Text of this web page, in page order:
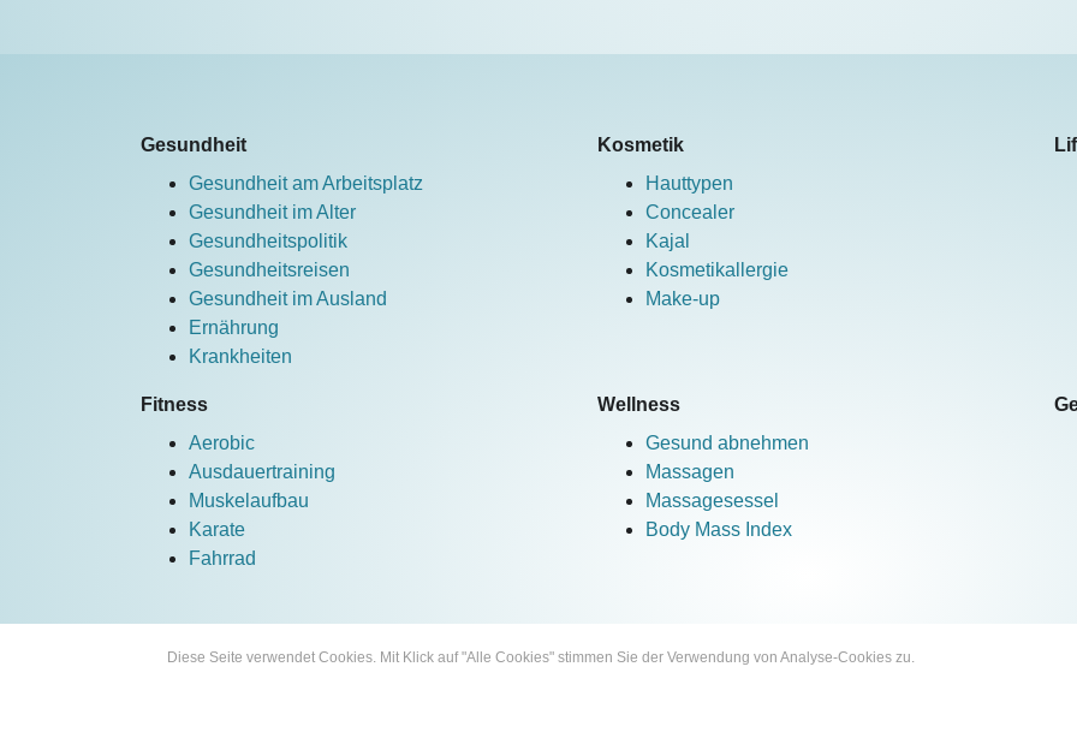
Diese Seite verwendet Cookies. Mit Klick auf "Alle Cookies" stimmen Sie der Verwendung von Analyse-Cookies zu.
Gesundheit
Gesundheit am Arbeitsplatz
Gesundheit im Alter
Gesundheitspolitik
Gesundheitsreisen
Gesundheit im Ausland
Ernährung
Krankheiten
Kosmetik
Hauttypen
Concealer
Kajal
Kosmetikallergie
Make-up
Fitness
Aerobic
Ausdauertraining
Muskelaufbau
Karate
Fahrrad
Wellness
Gesund abnehmen
Massagen
Massagesessel
Body Mass Index